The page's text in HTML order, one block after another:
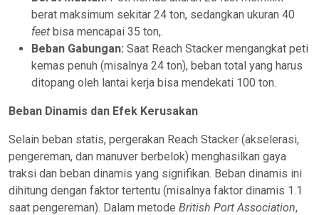
berat maksimum sekitar 24 ton, sedangkan ukuran 40
feet bisa mencapai 35 ton,.
Beban Gabungan: Saat Reach Stacker mengangkat peti
kemas penuh (misalnya 24 ton), beban total yang harus
ditopang oleh lantai kerja bisa mendekati 100 ton.
Beban Dinamis dan Efek Kerusakan
Selain beban statis, pergerakan Reach Stacker (akselerasi,
pengereman, dan manuver berbelok) menghasilkan gaya
traksi dan beban dinamis yang signifikan. Beban dinamis ini
dihitung dengan faktor tertentu (misalnya faktor dinamis 1.1
saat pengereman). Dalam metode British Port Association,